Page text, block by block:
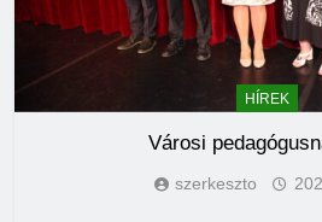
HÍREK
Városi
szerkeszto